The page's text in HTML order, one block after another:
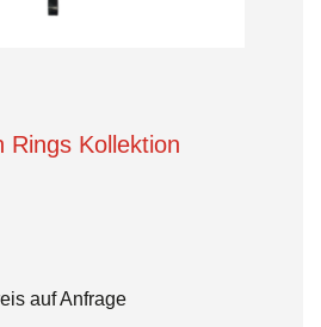
Rings Kollektion
auf Anfrage